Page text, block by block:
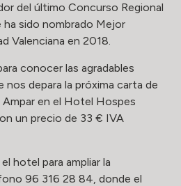
del último Concurso Regional
ha sido nombrado Mejor
Valenciana en 2018.
conocer las agradables
nos depara la próxima carta de
en el Hotel Hospes
un precio de 33 € IVA
hotel para ampliar la
96 316 28 84, donde el